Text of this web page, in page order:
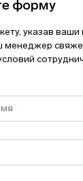
форму
указав ваши
менеджер